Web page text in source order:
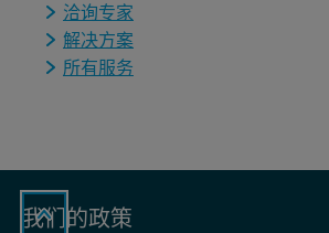
洽询专家
解决方案
所有服务
我们的政策